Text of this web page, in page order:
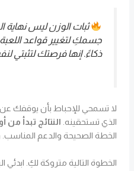
ثبات الوزن ليس
جسمكِ لتغيير قواعد اللعبة
ذكاءً. إنها فرصتك لتثبتي
لا تسمحي للإحباط بأن يوقفك
الذي تستحقينه. النتائج تبدأ من
الخطة الصحيحة والدعم المناسب.
الخطوة التالية متروكة لكِ. ابدئي